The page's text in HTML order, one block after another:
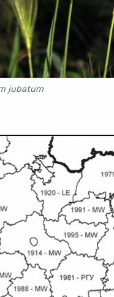
jubatum